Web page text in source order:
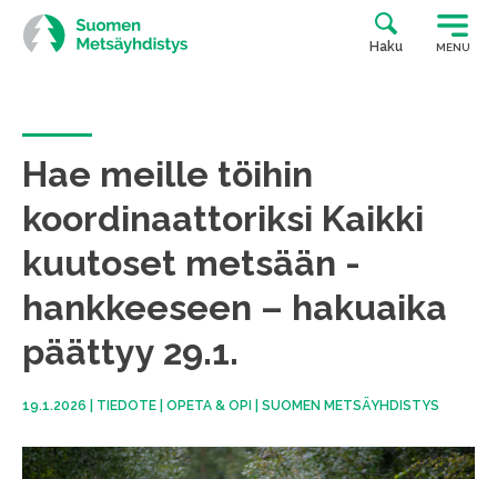
Siirry
suoraan
sisältöön
Haku MENU
Hae meille töihin
koordinaattoriksi Kaikki
kuutoset metsään -
hankkeeseen – hakuaika
päättyy 29.1.
19.1.2026 TIEDOTE OPETA & OPI SUOMEN METSÄYHDISTYS